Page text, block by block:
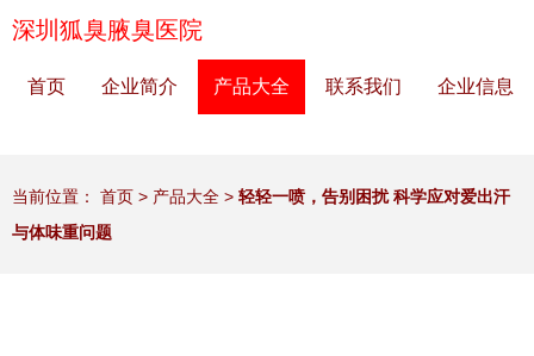
深圳狐臭腋臭医院
首页 企业简介 产品大全 联系我们 企业信息
当前位置： 首页 > 产品大全 > 轻轻一喷，告别困扰 科学应对爱出汗
与体味重问题